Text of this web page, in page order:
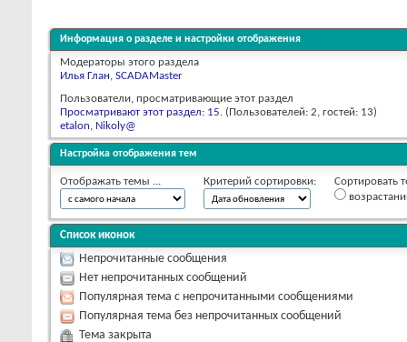
Информация о разделе и настройки отображения
Модераторы этого раздела
Илья Глан, SCADAMaster
Пользователи, просматривающие этот раздел
Просматривают этот раздел: 15. (Пользователей: 2, гостей: 13)
etalon, Nikoly@
Настройка отображения тем
Отображать темы ... Критерий сортировки:
Сортировать
Список иконок
Непрочитанные сообщения
Нет непрочитанных сообщений
Популярная тема с непрочитанными сообщениями
Популярная тема без непрочитанных сообщений
Тема закрыта